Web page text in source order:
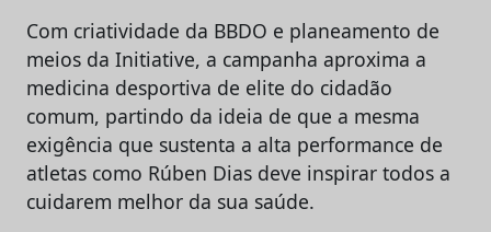
Com criatividade da BBDO e planeamento de
meios da Initiative, a campanha aproxima a
medicina desportiva de elite do cidadão
comum, partindo da ideia de que a mesma
exigência que sustenta a alta performance de
atletas como Rúben Dias deve inspirar todos a
cuidarem melhor da sua saúde.